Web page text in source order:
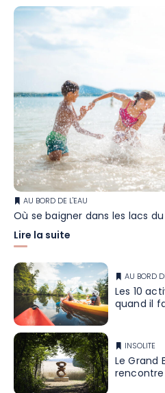
AU BORD DE L'EAU
Où se baigner dans les lacs
Lire la suite
AU BORD
Les 10
quand il
INSOLITE
Le Grand